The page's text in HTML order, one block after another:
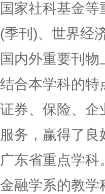
国家社科基金
(季刊)、世界经
国内外重要刊
结合本学科的特
证券、保险、企
服务，赢得了
广东省重点学科
金融学系的教学